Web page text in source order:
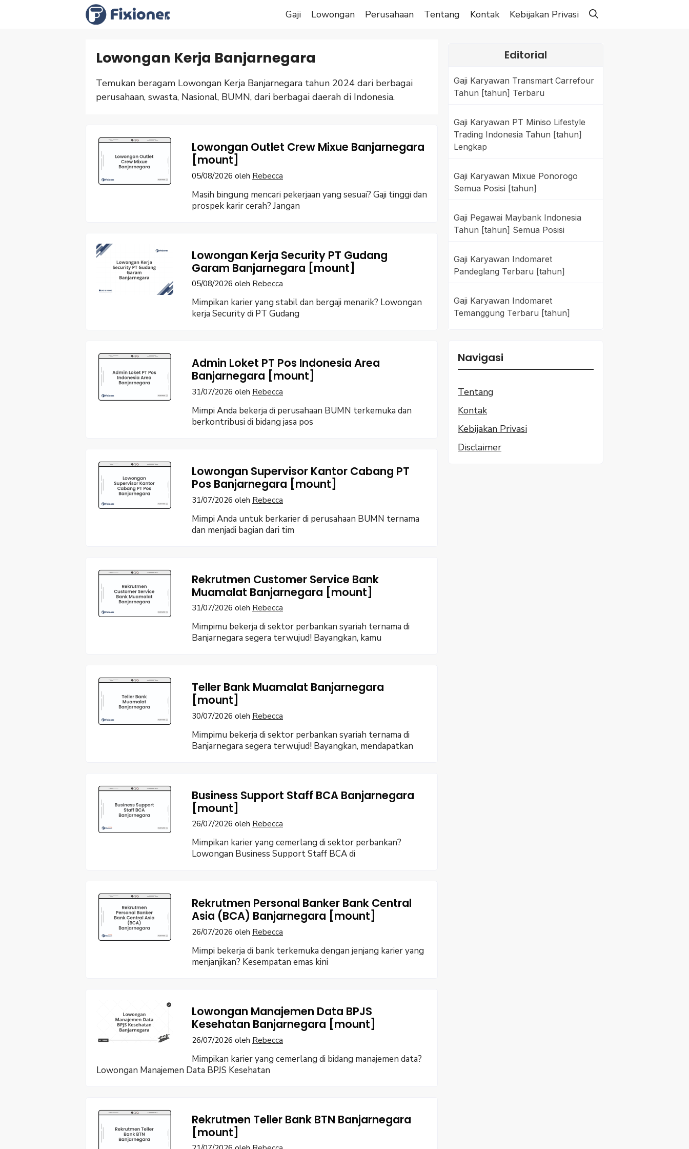
Gaji Lowongan Perusahaan Tentang Kontak Kebijakan Privasi
Lowongan Kerja Banjarnegara
Temukan beragam Lowongan Kerja Banjarnegara tahun 2024 dari berbagai
perusahaan, swasta, Nasional, BUMN, dari berbagai daerah di Indonesia.
Lowongan Outlet Crew Mixue Banjarnegara
[mount]
05/08/2026 oleh Rebecca
Masih bingung mencari pekerjaan yang sesuai? Gaji tinggi dan
prospek karir cerah? Jangan
Lowongan Kerja Security PT Gudang
Garam Banjarnegara [mount]
05/08/2026 oleh Rebecca
Mimpikan karier yang stabil dan bergaji menarik? Lowongan
kerja Security di PT Gudang
Admin Loket PT Pos Indonesia Area
Banjarnegara [mount]
31/07/2026 oleh Rebecca
Mimpi Anda bekerja di perusahaan BUMN terkemuka dan
berkontribusi di bidang jasa pos
Lowongan Supervisor Kantor Cabang PT
Pos Banjarnegara [mount]
31/07/2026 oleh Rebecca
Mimpi Anda untuk berkarier di perusahaan BUMN ternama
dan menjadi bagian dari tim
Rekrutmen Customer Service Bank
Muamalat Banjarnegara [mount]
31/07/2026 oleh Rebecca
Mimpimu bekerja di sektor perbankan syariah ternama di
Banjarnegara segera terwujud! Bayangkan, kamu
Teller Bank Muamalat Banjarnegara
[mount]
30/07/2026 oleh Rebecca
Mimpimu bekerja di sektor perbankan syariah ternama di
Banjarnegara segera terwujud! Bayangkan, mendapatkan
Business Support Staff BCA Banjarnegara
[mount]
26/07/2026 oleh Rebecca
Mimpikan karier yang cemerlang di sektor perbankan?
Lowongan Business Support Staff BCA di
Rekrutmen Personal Banker Bank Central
Asia (BCA) Banjarnegara [mount]
26/07/2026 oleh Rebecca
Mimpi bekerja di bank terkemuka dengan jenjang karier yang
menjanjikan? Kesempatan emas kini
Lowongan Manajemen Data BPJS
Kesehatan Banjarnegara [mount]
26/07/2026 oleh Rebecca
Mimpikan karier yang cemerlang di bidang manajemen data?
Lowongan Manajemen Data BPJS Kesehatan
Rekrutmen Teller Bank BTN Banjarnegara
[mount]
Editorial
Gaji Karyawan Transmart Carrefour
Tahun [tahun] Terbaru
Gaji Karyawan PT Miniso Lifestyle
Trading Indonesia Tahun [tahun]
Lengkap
Gaji Karyawan Mixue Ponorogo
Semua Posisi [tahun]
Gaji Pegawai Maybank Indonesia
Tahun [tahun] Semua Posisi
Gaji Karyawan Indomaret
Pandeglang Terbaru [tahun]
Gaji Karyawan Indomaret
Temanggung Terbaru [tahun]
Navigasi
Tentang
Kontak
Kebijakan Privasi
Disclaimer